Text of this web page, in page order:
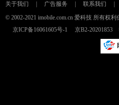
关于我们 广告服务 联系我们
© 2002-2021 imobile.com.cn 爱科技 所有权
京ICP备16061605号-1
京B2-20201853